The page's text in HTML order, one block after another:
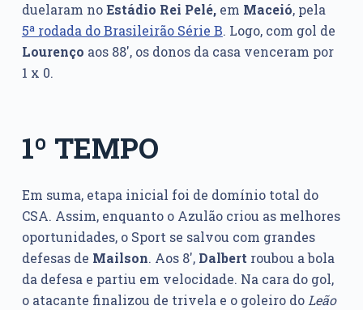
duelaram noEstádio Rei Pelé,em Maceió, pela
5ª rodada do Brasileirão Série B. Logo, com gol de
Lourenço aos 88′, os donos da casa venceram por
1 x 0.
1º TEMPO
Em suma, etapa inicial foi de domínio total do
CSA. Assim, enquanto o Azulão criou as melhores
oportunidades, o Sport se salvou com grandes
defesas de Mailson. Aos 8′, Dalbertroubou a bola
da defesa e partiu em velocidade. Na cara do gol,
o atacante finalizou de trivela e o goleiro doLeão